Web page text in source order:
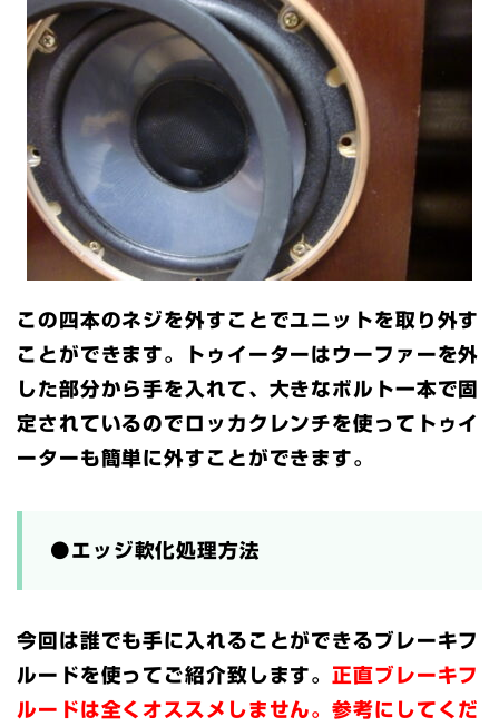
この四本のネジを外すことでユニットを取り外す
ことができます。トゥイーターはウーファーを外
した部分から手を入れて、大きなボルト一本で固
定されているのでロッカクレンチを使ってトゥイ
ーターも簡単に外すことができます。
●エッジ軟化処理方法
今回は誰でも手に入れることができるブレーキフ
ルードを使ってご紹介致します。 正直ブレーキフ
ルードは全くオススメしません。参考にしてくだ